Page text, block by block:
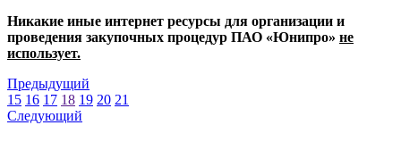
Никакие иные интернет ресурсы для организации и
проведения закупочных процедур ПАО «Юнипро» не
использует.
Предыдущий
15 16 17 18 19 20 21
Следующий